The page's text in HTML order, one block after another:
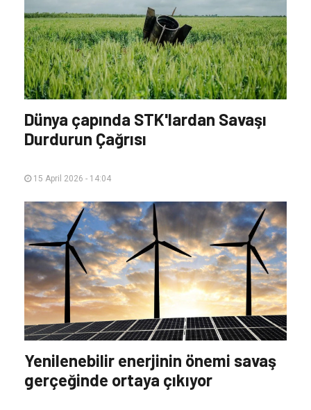
Dünya çapında STK'lardan Savaşı
Durdurun Çağrısı
15 April 2026 - 14:04
Yenilenebilir enerjinin önemi savaş
gerçeğinde ortaya çıkıyor